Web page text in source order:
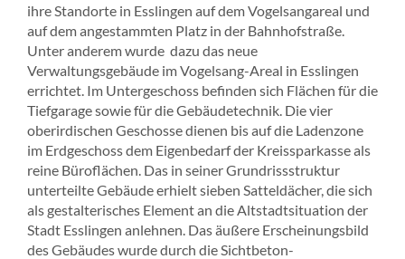
ihre Standorte in Esslingen auf dem Vogelsangareal und
auf dem angestammten Platz in der Bahnhofstraße.
Unter anderem wurde dazu das neue
Verwaltungsgebäude im Vogelsang-Areal in Esslingen
errichtet. Im Untergeschoss befinden sich Flächen für die
Tiefgarage sowie für die Gebäudetechnik. Die vier
oberirdischen Geschosse dienen bis auf die Ladenzone
im Erdgeschoss dem Eigenbedarf der Kreissparkasse als
reine Büroflächen. Das in seiner Grundrissstruktur
unterteilte Gebäude erhielt sieben Satteldächer, die sich
als gestalterisches Element an die Altstadtsituation der
Stadt Esslingen anlehnen. Das äußere Erscheinungsbild
des Gebäudes wurde durch die Sichtbeton-